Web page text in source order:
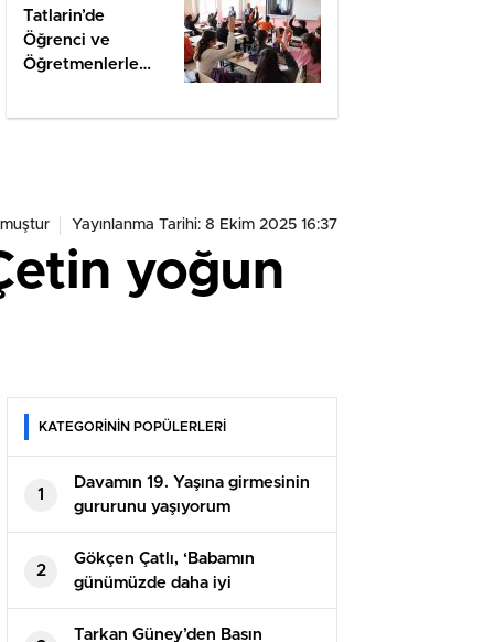
Tatlarin’de
Öğrenci ve
Öğretmenlerle
Yayınlanma Tarihi: 8 Ekim 2025 16:37
yoğun
KATEGORİNİN POPÜLERLERİ
1
Davamın 19. Yaşına girmesinin
gururunu yaşıyorum
2
Gökçen Çatlı, ‘Babamın
günümüzde daha iyi
anlaşıldığını düşünüyorum’
Tarkan Güney’den Basın